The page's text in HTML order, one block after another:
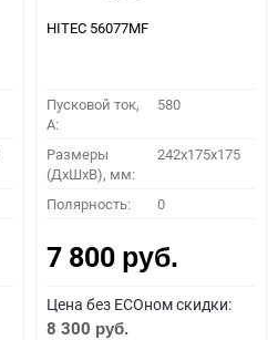
HITEC 56077MF
Пусковой ток,
A:
580
Размеры
(ДхШхВ), мм:
242x175x175
Полярность: 0
7 800 руб.
Цена без ECOном скидки:
8 300 руб.